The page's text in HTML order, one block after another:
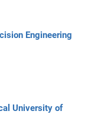
Engineering
University of